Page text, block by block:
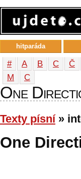
# A B C Č
М
С
One
Texty písní»
One
hitparáda